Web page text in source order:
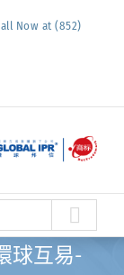
Now at (852)
球互易-